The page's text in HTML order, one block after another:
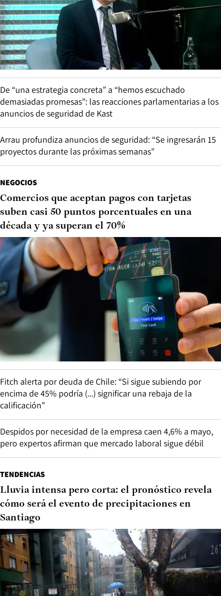
De “una estrategia concreta” a “hemos escuchado
demasiadas promesas”: las reacciones parlamentarias a los
anuncios de seguridad de Kast
Arrau profundiza anuncios de seguridad: “Se ingresarán 15
proyectos durante las próximas semanas”
NEGOCIOS
Comercios que aceptan pagos con tarjetas
suben casi 50 puntos porcentuales en una
década y ya superan el 70%
Fitch alerta por deuda de Chile: “Si sigue subiendo por
encima de 45% podría (...) significar una rebaja de la
calificación”
Despidos por necesidad de la empresa caen 4,6% a mayo,
pero expertos afirman que mercado laboral sigue débil
TENDENCIAS
Lluvia intensa pero corta: el pronóstico revela
cómo será el evento de precipitaciones en
Santiago